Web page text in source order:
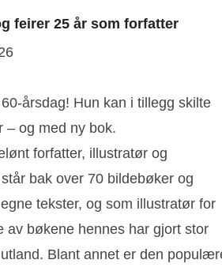
feirer 25 år som forfatter
årsdag! Hun kan i tillegg skilte
– og med ny bok.
forfatter, illustratør og
bak over 70 bildebøker og
tekster, og som illustratør for
av bøkene hennes har gjort stor
Blant annet er den